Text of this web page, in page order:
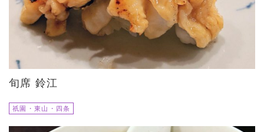
旬席 鈴江
祇園・東山・四条